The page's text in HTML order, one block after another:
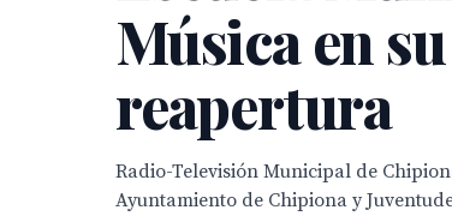
Música en su
reapertura
Radio-Televisión Municipal de
Ayuntamiento de Chipiona y